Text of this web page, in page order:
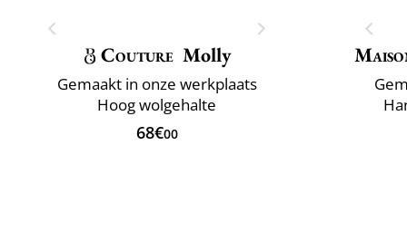
Couture Molly
Gemaakt in onze werkplaats
Hoog wolgehalte
68€00